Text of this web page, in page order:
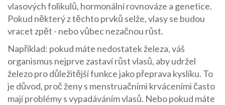
vlasových folikulů, hormonální rovnováze a genetice.
Pokud některý z těchto prvků selže, vlasy se budou
vracet zpět - nebo vůbec nezačnou růst.
Například: pokud máte nedostatek železa, váš
organismus nejprve zastaví růst vlasů, aby udržel
železo pro důležitější funkce jako přeprava kyslíku. To
je důvod, proč ženy s menstruačními krváceními často
mají problémy s vypadáváním vlasů. Nebo pokud máte